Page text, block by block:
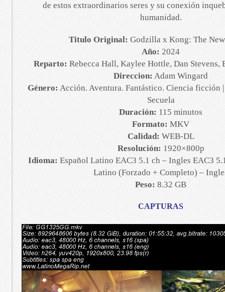
de estos extraordinarios seres y su conexión
humanidad.
Titulo Original: Godzilla x Kong: The
Año: 2024
Reparto: Rebecca Hall, Kaylee Hottle, Dan Stevens,
Direccion: Adam Wingard
Género: Acción. Aventura. Fantástico. Ciencia ficción
Secuela
Duración: 115 minutos
Formato: MKV
Calidad: WEB-DL
Resolución: 1920×800p
Idioma: Español Latino EAC3 5.1 ch – Ingles EAC3
Latino (Forzado + Completo) –
Peso: 8.32 GB
CAPTURAS